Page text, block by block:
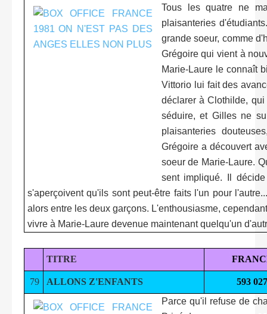
Tous les quatre ne
plaisanteries
grande soeur, comme
Grégoire qui vient à
Marie-Laure le connaît
Vittorio lui fait des
déclarer à Clothilde,
séduire, et Gilles ne
plaisanteries
Grégoire a découvert
soeur de Marie-Laure.
sent impliqué. Il
s'aperçoivent qu'ils sont peut-être faits l'un pour
alors entre les deux garçons. L'enthousiasme,
vivre à Marie-Laure devenue maintenant quelqu'un
TITRE
79 ALLONS Z'ENFANTS
593 027
Parce qu'il refuse de